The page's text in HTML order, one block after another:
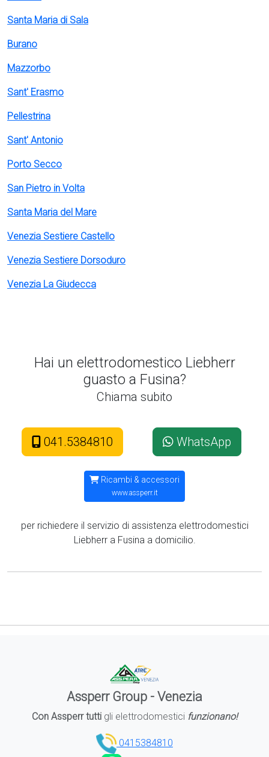
Santa Maria di Sala
Burano
Mazzorbo
Sant' Erasmo
Pellestrina
Sant' Antonio
Porto Secco
San Pietro in Volta
Santa Maria del Mare
Venezia Sestiere Castello
Venezia Sestiere Dorsoduro
Venezia La Giudecca
Hai un elettrodomestico Liebherr
guasto a Fusina?
Chiama subito
041.5384810 WhatsApp
Ricambi & accessori
www.assperr.it
per richiedere il servizio di assistenza elettrodomestici
Liebherr a Fusina a domicilio.
Assperr Group - Venezia
Con Assperr tuttigli elettrodomestici funzionano!
0415384810